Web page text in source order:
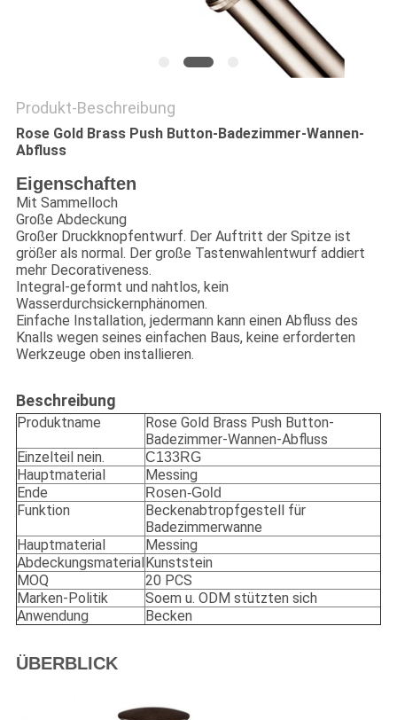
Produkt-Beschreibung
Rose Gold Brass Push Button-Badezimmer-Wannen-
Abfluss
Eigenschaften
Mit Sammelloch
Große Abdeckung
Großer Druckknopfentwurf. Der Auftritt der Spitze ist
größer als normal. Der große Tastenwahlentwurf addiert
mehr Decorativeness.
Integral-geformt und nahtlos, kein
Wasserdurchsickernphänomen.
Einfache Installation, jedermann kann einen Abfluss des
Knalls wegen seines einfachen Baus, keine erforderten
Werkzeuge oben installieren.
Beschreibung
Produktname
Rose Gold Brass Push Button-
Badezimmer-Wannen-Abfluss
Einzelteil nein.
C133RG
Hauptmaterial
Messing
Ende
Rosen-Gold
Funktion
Beckenabtropfgestell für
Badezimmerwanne
Hauptmaterial
Messing
Abdeckungsmaterial Kunststein
MOQ
20 PCS
Marken-Politik
Soem u. ODM stützten sich
Anwendung
Becken
ÜBERBLICK